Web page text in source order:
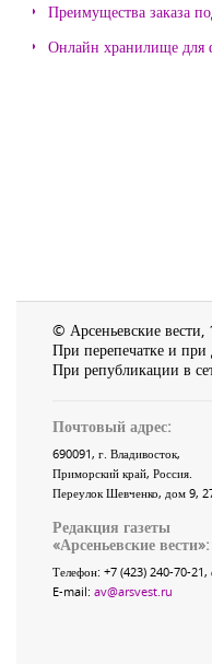
Преимущества заказа
Онлайн хранилище для
© Арсеньевские
При перепечатке и при
При републикации в
Почтовый адрес:
690091, г. Владивосток,
Приморский край, Россия.
Переулок Шевченко, дом 9,
Редакция газеты
«Арсеньевские вести»:
Телефон: +7 (423) 240-70-21,
E-mail: av@arsvest.ru